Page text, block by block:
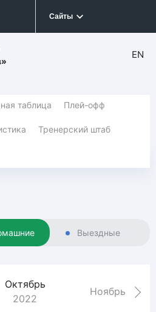
Сайты
EN
таблица Плей-офф
Тренерский штаб
Выездные
Октябрь
2022
Ноябрь